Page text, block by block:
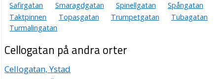
Safirgatan
Smaragdgatan Spinellgatan
Spångatan
Taktpinnen
Topasgatan Trumpetgatan
Tubagatan
Turmalingatan
Cellogatan på andra orter
Cellogatan, Ystad